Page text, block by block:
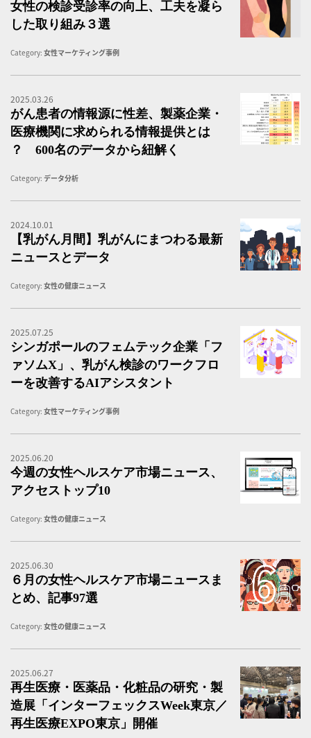
女性の検診受診率の向上、工夫を凝ら
した取り組み３選
Category: 女性マーケティング事例
2025.03.26
がん患者の情報源に性差、製薬企業・
医療機関に求められる情報提供とは
？ 600名のデータから紐解く
Category: データ分析
2024.10.01
【乳がん月間】乳がんにまつわる最新
ニュースとデータ
Category: 女性の健康ニュース
2025.07.25
シンガポールのフェムテック企業「フ
ァソムX」、乳がん検診のワークフロ
ーを改善するAIアシスタント
Category: 女性マーケティング事例
2025.06.20
今週の女性ヘルスケア市場ニュース、
アクセストップ10
Category: 女性の健康ニュース
2025.06.30
６月の女性ヘルスケア市場ニュースま
とめ、記事97選
Category: 女性の健康ニュース
2025.06.27
再生医療・医薬品・化粧品の研究・製
造展「インターフェックスWeek東京／
再生医療EXPO東京」開催